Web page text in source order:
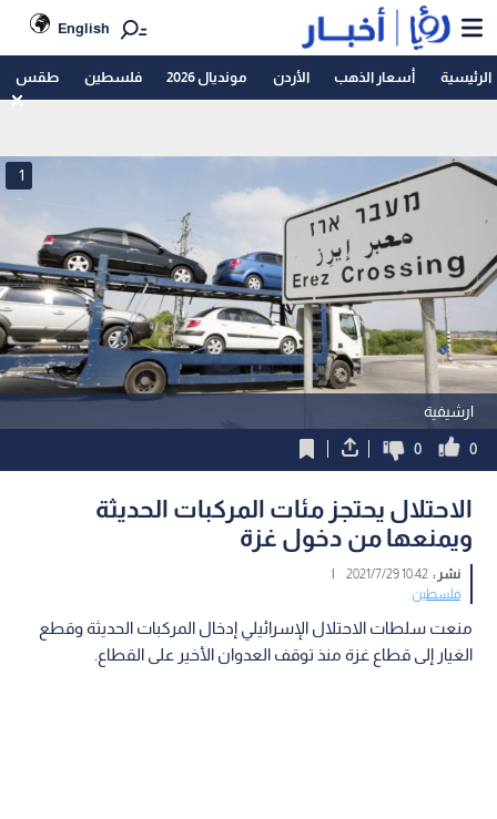
English
الرئيسية أسعار الذهب الأردن مونديال 2026 فلسطين طقس
ارشيفية
1
0
0
الاحتلال يحتجز مئات المركبات الحديثة
ويمنعها من دخول غزة
نشر :10:42 2021/7/29
|
فلسطين
منعت سلطات الاحتلال الإسرائيلي إدخال المركبات الحديثة وقطع
الغيار إلى قطاع غزة منذ توقف العدوان الأخير على القطاع.